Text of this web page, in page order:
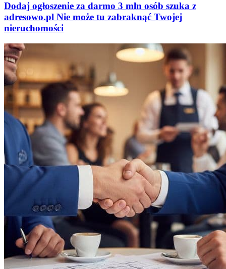
Dodaj ogłoszenie za darmo 3 mln osób szuka z
adresowo.pl Nie może tu zabraknąć Twojej
nieruchomości